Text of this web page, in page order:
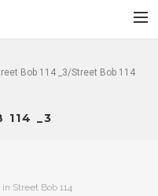
Bob 114 _3/Street Bob 114
114 _3
in Street Bob 114